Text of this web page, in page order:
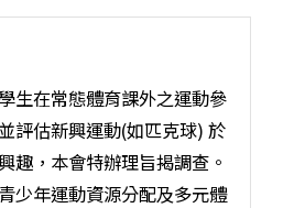
生在常態體育課外之運動參
評估新興運動(如匹克球) 於
趣，本會特辦理旨揭調查。
少年運動資源分配及多元體